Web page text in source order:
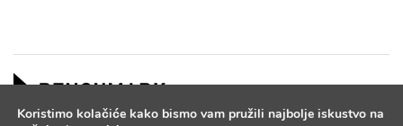
Koristimo kolačiće kako bismo vam pružili najbolje iskustvo na